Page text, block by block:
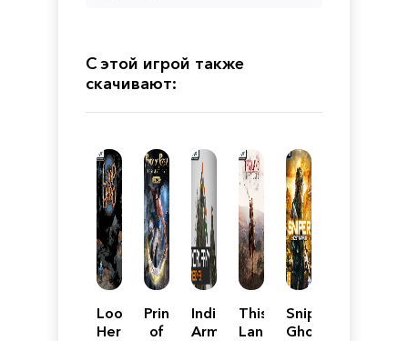
С этой игрой также
скачивают:
Loop
Hero
Prince
of
Indian
Army
This
Land
Sniper
Ghost